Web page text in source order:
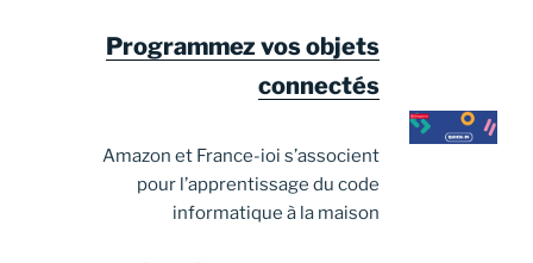
Programmez vos objets
connectés
Amazon et France-ioi s’associent
pour l’apprentissage du code
informatique à la maison